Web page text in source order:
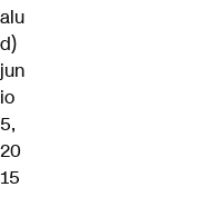
alu
d)
jun
io
5,
20
15